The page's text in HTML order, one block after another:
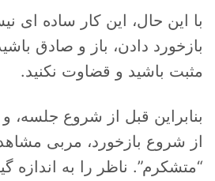
با این حال، این کار ساده ای
بازخورد دادن، باز و صادق
مثبت باشید و قضاوت نکنید.
بنابراین قبل از شروع جلسه،
از شروع بازخورد، مربی
“متشکرم”. ناظر را به اندازه